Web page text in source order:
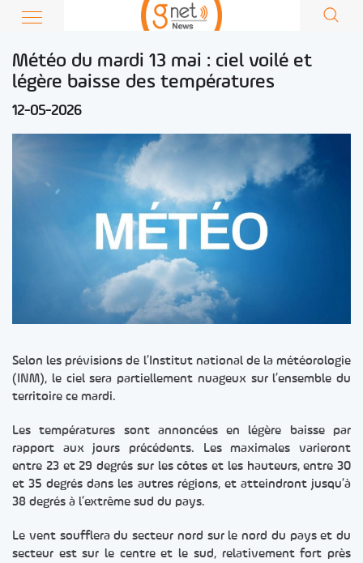
Météo du mardi 13 mai : ciel voilé et
légère baisse des températures
12-05-2026
Selon les prévisions de l’Institut national de la météorologie
(INM), le ciel sera partiellement nuageux sur l’ensemble du
territoire ce mardi.
Les températures sont annoncées en légère baisse par
rapport aux jours précédents. Les maximales varieront
entre 23 et 29 degrés sur les côtes et les hauteurs, entre 30
et 35 degrés dans les autres régions, et atteindront jusqu’à
38 degrés à l’extrême sud du pays.
Le vent soufflera du secteur nord sur le nord du pays et du
secteur est sur le centre et le sud, relativement fort près